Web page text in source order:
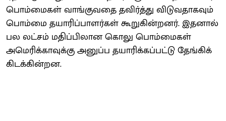
பொம்மைகள் வாங்குவதை தவிர்த்து விடுவதாகவும்
பொம்மை தயாரிப்பாளர்கள் கூறுகின்றனர். இதனால்
பல லட்சம் மதிப்பிலான கொலு பொம்மைகள்
அமெரிக்காவுக்கு அனுப்ப தயாரிக்கப்பட்டு தேங்கிக்
கிடக்கின்றன.